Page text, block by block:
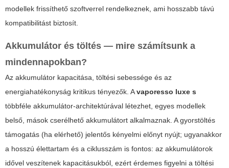
modellek frissíthető szoftverrel rendelkeznek, ami hosszabb távú
kompatibilitást biztosít.
Akkumulátor és töltés — mire számítsunk a
mindennapokban?
Az akkumulátor kapacitása, töltési sebessége és az
energiahatékonyság kritikus tényezők. Avaporesso luxe s
többféle akkumulátor-architektúrával létezhet, egyes modellek
belső, mások cserélhető akkumulátort alkalmaznak. A gyorstöltés
támogatás (ha elérhető) jelentős kényelmi előnyt nyújt; ugyanakkor
a hosszú élettartam és a ciklusszám is fontos: az akkumulátorok
idővel veszítenek kapacitásukból, ezért érdemes figyelni a töltési